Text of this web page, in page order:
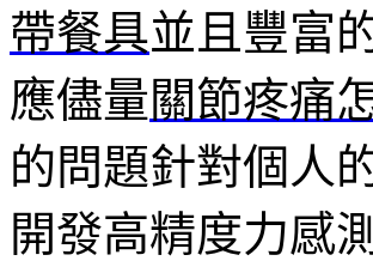
帶餐具並且豐富
應儘量關節疼痛
的問題針對個人
開發高精度力感